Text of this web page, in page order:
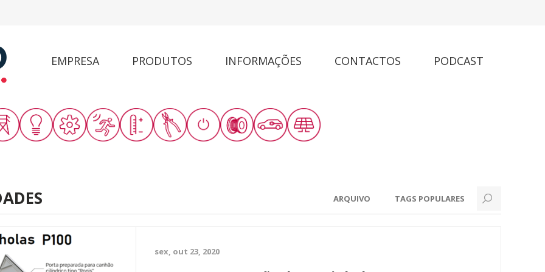
EMPRESA PRODUTOS INFORMAÇÕES CONTACTOS PODCAST
sex, out 23, 2020
ARQUIVO TAGS POPULARES